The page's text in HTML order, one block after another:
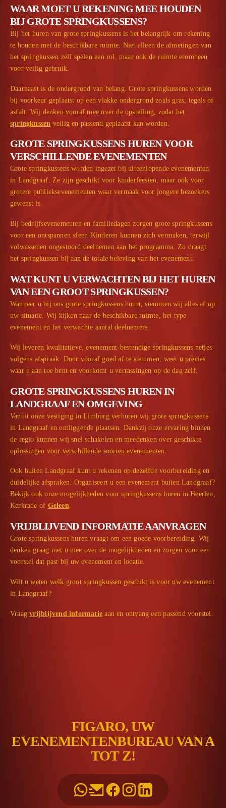
WAAR MOET U REKENING MEE HOUDEN
BIJ GROTE SPRINGKUSSENS?
Bij het huren van grote springkussens is het belangrijk om rekening
te houden met de beschikbare ruimte. Niet alleen de afmetingen van
het springkussen zelf spelen een rol, maar ook de ruimte eromheen
voor veilig gebruik.
Daarnaast is de ondergrond van belang. Grote springkussens worden
bij voorkeur geplaatst op een vlakke ondergrond zoals gras, tegels of
asfalt. Wij denken vooraf mee over de opstelling, zodat het
springkussen veilig en passend geplaatst kan worden.
GROTE SPRINGKUSSENS HUREN VOOR
VERSCHILLENDE EVENEMENTEN
Grote springkussens worden ingezet bij uiteenlopende evenementen
in Landgraaf. Ze zijn geschikt voor kinderfeesten, maar ook voor
grotere publieks­evenementen waar vermaak voor jongere bezoekers
gewenst is.
Bij bedrijfs­evenementen en familiedagen zorgen grote springkussens
voor een ontspannen sfeer. Kinderen kunnen zich vermaken, terwijl
volwassenen ongestoord deelnemen aan het programma. Zo draagt
het springkussen bij aan de totale beleving van het evenement.
WAT KUNT U VERWACHTEN BIJ HET HUREN
VAN EEN GROOT SPRINGKUSSEN?
Wanneer u bij ons grote springkussens huurt, stemmen wij alles af op
uw situatie. Wij kijken naar de beschikbare ruimte, het type
evenement en het verwachte aantal deelnemers.
Wij leveren kwalitatieve, evenement-bestendige springkussens netjes
volgens afspraak. Door vooraf goed af te stemmen, weet u precies
waar u aan toe bent en voorkomt u verrassingen op de dag zelf.
GROTE SPRINGKUSSENS HUREN IN
LANDGRAAF EN OMGEVING
Vanuit onze vestiging in Limburg verhuren wij grote springkussens
in Landgraaf en omliggende plaatsen. Dankzij onze ervaring binnen
de regio kunnen wij snel schakelen en meedenken over geschikte
oplossingen voor verschillende soorten evenementen.
Ook buiten Landgraaf kunt u rekenen op dezelfde voorbereiding en
duidelijke afspraken. Organiseert u een evenement buiten Landgraaf?
Bekijk ook onze mogelijkheden voor springkussens huren in Heerlen,
Kerkrade of Geleen.
VRIJBLIJVEND INFORMATIE AANVRAGEN
Grote springkussens huren vraagt om een goede voorbereiding. Wij
denken graag met u mee over de mogelijkheden en zorgen voor een
voorstel dat past bij uw evenement en locatie.
Wilt u weten welk groot springkussen geschikt is voor uw evenement
in Landgraaf?
Vraagvrijblijvend informatie aan en ontvang een passend voorstel.
FIGARO, UW
EVENEMENTENBUREAU VAN A
TOT Z!